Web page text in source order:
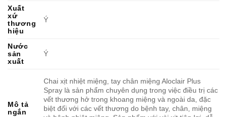
Xuất
xứ
thương
hiệu
Ý
Nước
sản
xuất
Ý
Mô tả
ngắn
Chai xịt nhiệt miệng, tay chân miệng Aloclair Plus
Spray là sản phẩm chuyên dụng trong việc điều trị các
vết thương hở trong khoang miệng và ngoài da, đặc
biệt đối với các vết thương do bệnh tay, chân, miệng